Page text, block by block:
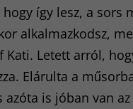
így lesz, a sors
alkalmazkodsz,
Kati. Letett arról,
Elárulta a
azóta is jóban van